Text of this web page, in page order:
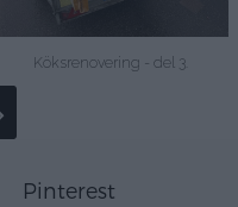
Köksrenovering - del 3.
Pinterest